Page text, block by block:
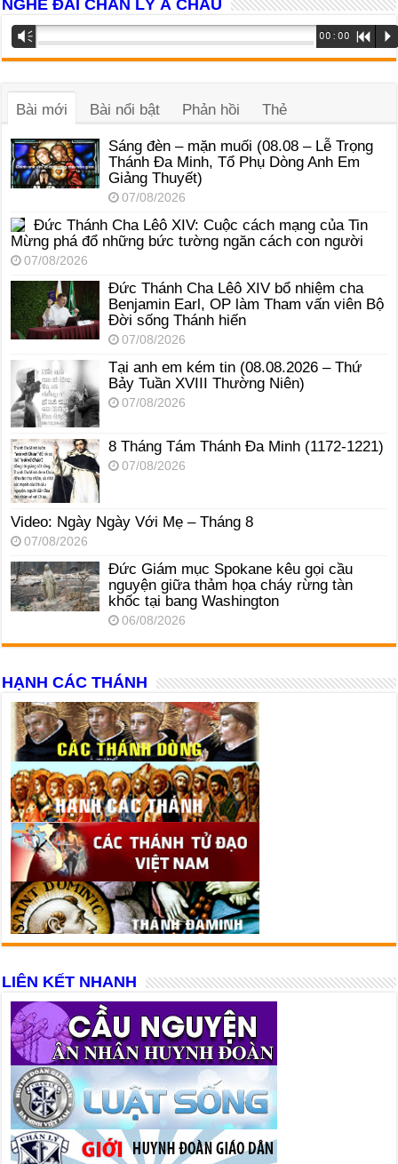
NGHE ĐÀI CHÂN LÝ Á CHÂU
Trình
phát
âm
Vm 00:00 R P
Bài mới Bài nổi bật Phản hồi Thẻ
Sáng đèn – mặn muối (08.08 – Lễ Trọng
Thánh Đa Minh, Tổ Phụ Dòng Anh Em
Giảng Thuyết)
07/08/2026
Đức Thánh Cha Lêô XIV: Cuộc cách mạng của Tin
Mừng phá đổ những bức tường ngăn cách con người
07/08/2026
Đức Thánh Cha Lêô XIV bổ nhiệm cha
Benjamin Earl, OP làm Tham vấn viên Bộ
Đời sống Thánh hiến
07/08/2026
Tại anh em kém tin (08.08.2026 – Thứ
Bảy Tuần XVIII Thường Niên)
07/08/2026
8 Tháng Tám Thánh Ða Minh (1172-1221)
07/08/2026
Video: Ngày Ngày Với Mẹ – Tháng 8
07/08/2026
Đức Giám mục Spokane kêu gọi cầu
nguyện giữa thảm họa cháy rừng tàn
khốc tại bang Washington
06/08/2026
HẠNH CÁC THÁNH
LIÊN KẾT NHANH